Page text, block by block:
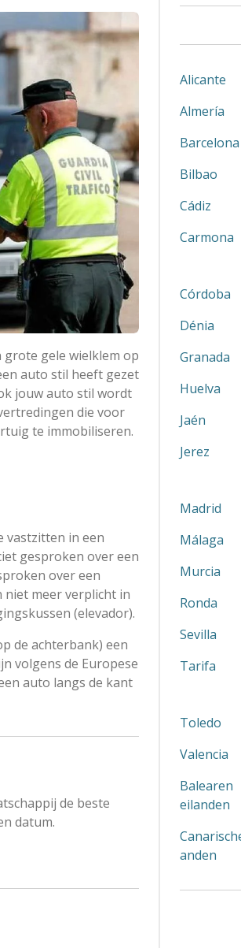
grote gele wielklem op
auto stil heeft gezet
jouw auto stil wordt
die voor
te immobiliseren.
vastzitten in een
gesproken over een
over een
niet meer verplicht in
(elevador).
de achterbank) een
volgens de Europese
auto langs de kant
de beste
datum.
Alicante
Almería
Barcelona
Bilbao
Cádiz
Carmona
Córdoba
Dénia
Granada
Huelva
Jaén
Jerez
Madrid
Málaga
Murcia
Ronda
Sevilla
Tarifa
Toledo
Valencia
Balearen
eilanden
anden